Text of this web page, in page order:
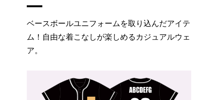
ベースボールユニフォームを取り込んだアイテ
ム！自由な着こなしが楽しめるカジュアルウェ
ア。